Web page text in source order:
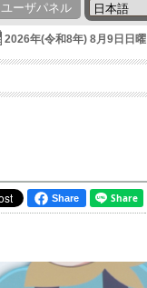
ユーザパネル
2026年(令和8年) 8月9日日
Share